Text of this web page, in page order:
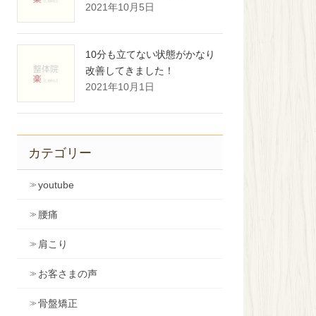
2021年10月5日
10分も立てない状態がかなり
改善してきました！
2021年10月1日
カテゴリー
youtube
腰痛
肩こり
お客さまの声
骨盤矯正